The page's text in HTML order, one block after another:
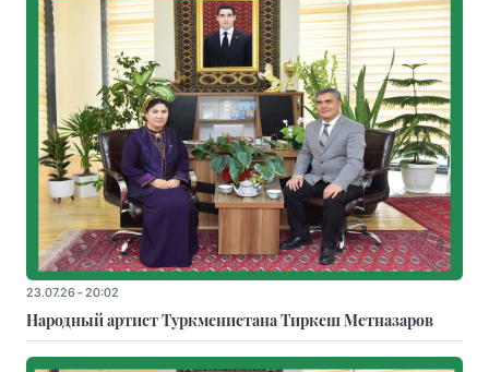
23.07.26 - 20:02
Народный артист Туркменистана Тиркеш Мeтназаров